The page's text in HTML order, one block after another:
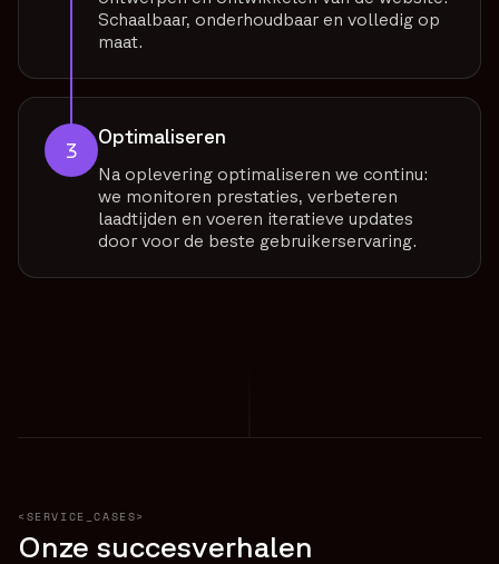
Schaalbaar, onderhoudbaar en volledig op
maat.
3
Optimaliseren
Na oplevering optimaliseren we continu:
we monitoren prestaties, verbeteren
laadtijden en voeren iteratieve updates
door voor de beste gebruikerservaring.
<SERVICE_CASES>
Onze succesverhalen